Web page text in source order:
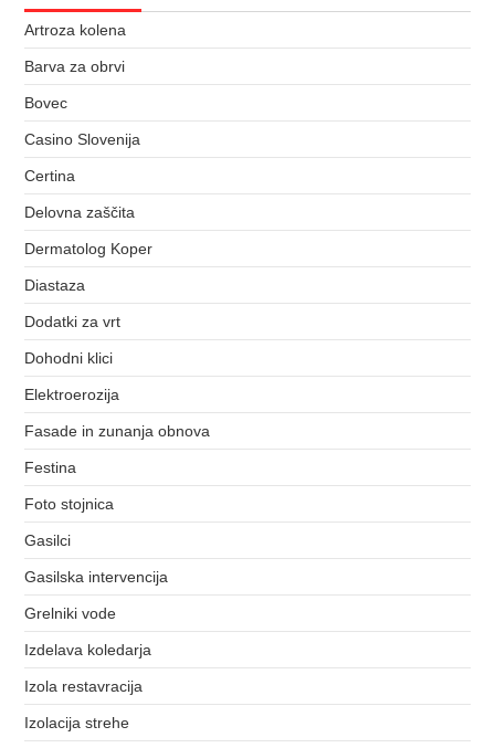
Artroza kolena
Barva za obrvi
Bovec
Casino Slovenija
Certina
Delovna zaščita
Dermatolog Koper
Diastaza
Dodatki za vrt
Dohodni klici
Elektroerozija
Fasade in zunanja obnova
Festina
Foto stojnica
Gasilci
Gasilska intervencija
Grelniki vode
Izdelava koledarja
Izola restavracija
Izolacija strehe